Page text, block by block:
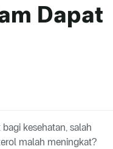
Dapat
kesehatan, salah
malah meningkat?